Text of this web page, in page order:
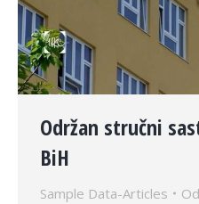
Održan stručni
BiH
Sample Data-Articles Od